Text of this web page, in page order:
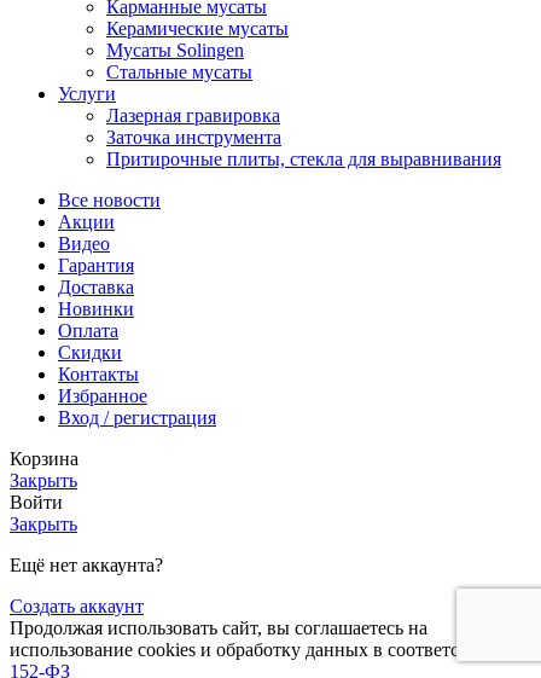
Карманные мусаты
Керамические мусаты
Мусаты Solingen
Стальные мусаты
Услуги
Лазерная гравировка
Заточка инструмента
Притирочные плиты, стекла для выравнивания
Все новости
Акции
Видео
Гарантия
Доставка
Новинки
Оплата
Скидки
Контакты
Избранное
Вход / регистрация
Корзина
Закрыть
Войти
Закрыть
Ещё нет аккаунта?
Создать аккаунт
Продолжая использовать сайт, вы соглашаетесь на
использование cookies и обработку данных в соответствии с
152-ФЗ